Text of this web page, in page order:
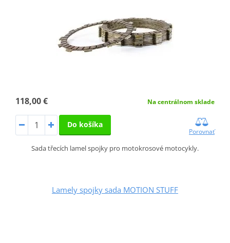
118,00 € Na centrálnom sklade
Do košíka
Porovnať
Sada třecích lamel spojky pro motokrosové motocykly.
Lamely spojky sada MOTION STUFF